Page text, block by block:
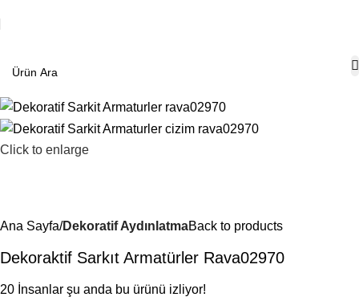
Click to enlarge
Ana Sayfa Dekoratif AydınlatmaBack to products
Dekoraktif Sarkıt Armatürler Rava02970
20 İnsanlar şu anda bu ürünü izliyor!